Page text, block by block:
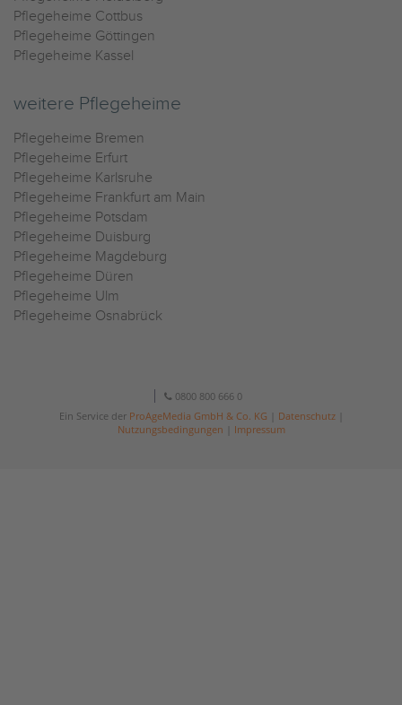
Pflegeheime Cottbus
Pflegeheime Göttingen
Pflegeheime Kassel
weitere Pflegeheime
Pflegeheime Bremen
Pflegeheime Erfurt
Pflegeheime Karlsruhe
Pflegeheime Frankfurt am Main
Pflegeheime Potsdam
Pflegeheime Duisburg
Pflegeheime Magdeburg
Pflegeheime Düren
Pflegeheime Ulm
Pflegeheime Osnabrück
0800 800 666 0
Ein Service der ProAgeMedia GmbH & Co. KG Datenschutz|
Nutzungsbedingungen
Impressum